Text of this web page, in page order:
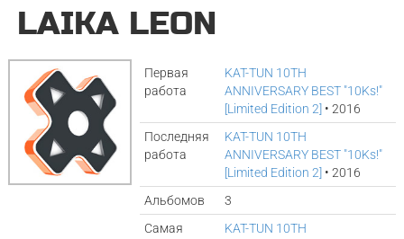
LAIKA LEON
Первая
работа
KAT-TUN 10TH
ANNIVERSARY BEST "10Ks!"
[Limited Edition 2] • 2016
Последняя
работа
KAT-TUN 10TH
ANNIVERSARY BEST "10Ks!"
[Limited Edition 2] • 2016
Альбомов
3
Самая
KAT-TUN 10TH